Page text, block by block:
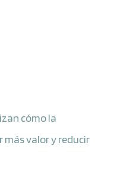
cómo la
valor y reducir